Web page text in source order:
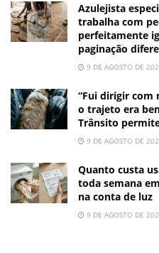
Azulejista
trabalha com
perfeitamente
paginação
9 DE AGOSTO DE
“Fui dirigir com
o trajeto era
Trânsito
9 DE AGOSTO DE
Quanto custa
toda semana
na conta de luz
9 DE AGOSTO DE